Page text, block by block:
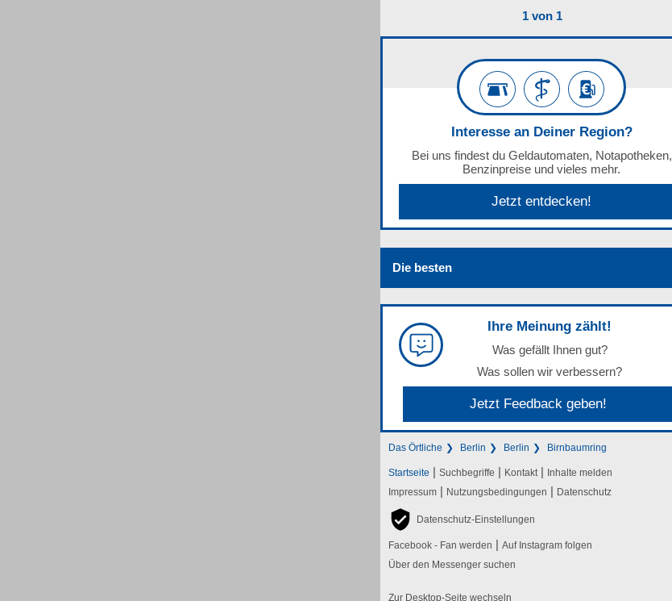
1 von 1
Interesse an Deiner Region?
Bei uns findest du Geldautomaten, Notapotheken,
Benzinpreise und vieles mehr.
Jetzt entdecken!
Die besten
Ihre Meinung zählt!
Was gefällt Ihnen gut?
Was sollen wir verbessern?
Jetzt Feedback geben!
Das Örtliche Berlin Berlin Birnbaumring
Startseite | Suchbegriffe | Kontakt | Inhalte melden
Impressum | Nutzungsbedingungen | Datenschutz
Datenschutz-Einstellungen
Facebook - Fan werden | Auf Instagram folgen
Über den Messenger suchen
Zur Desktop-Seite wechseln